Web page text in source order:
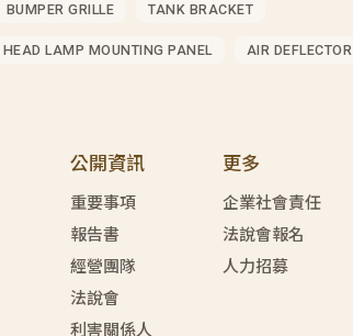
BUMPER GRILLE TANK BRACKET
HEAD LAMP MOUNTING PANEL AIR DEFLECTOR
公開資訊
重要事項
報告書
經營團隊
法說會
利害關係人
更多
企業社會責任
法說會報名
人力招募